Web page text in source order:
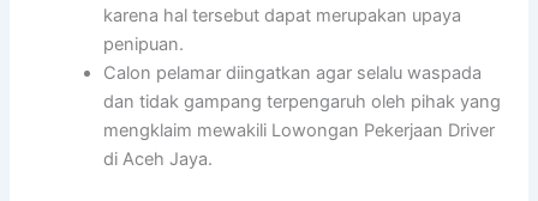
karena hal tersebut dapat merupakan upaya
penipuan.
Calon pelamar diingatkan agar selalu waspada
dan tidak gampang terpengaruh oleh pihak yang
mengklaim mewakili Lowongan Pekerjaan Driver
di Aceh Jaya.